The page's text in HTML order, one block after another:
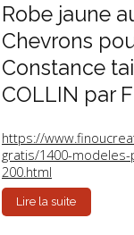
Robe jaune
Chevrons
Constance
COLLIN par
https://
gratis/1400-
200.html
Lire la suite